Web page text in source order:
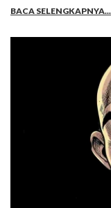
BACA SELENGKAPNYA...